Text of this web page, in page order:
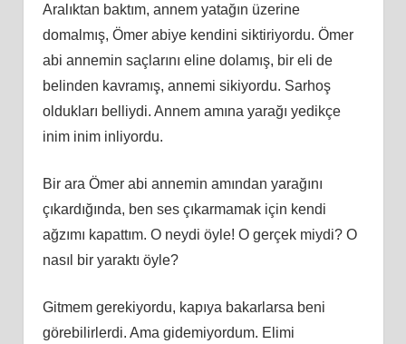
Aralıktan baktım, annem yatağın üzerine
domalmış, Ömer abiye kendini siktiriyordu. Ömer
abi annemin saçlarını eline dolamış, bir eli de
belinden kavramış, annemi sikiyordu. Sarhoş
oldukları belliydi. Annem amına yarağı yedikçe
inim inim inliyordu.
Bir ara Ömer abi annemin amından yarağını
çıkardığında, ben ses çıkarmamak için kendi
ağzımı kapattım. O neydi öyle! O gerçek miydi? O
nasıl bir yaraktı öyle?
Gitmem gerekiyordu, kapıya bakarlarsa beni
görebilirlerdi. Ama gidemiyordum. Elimi